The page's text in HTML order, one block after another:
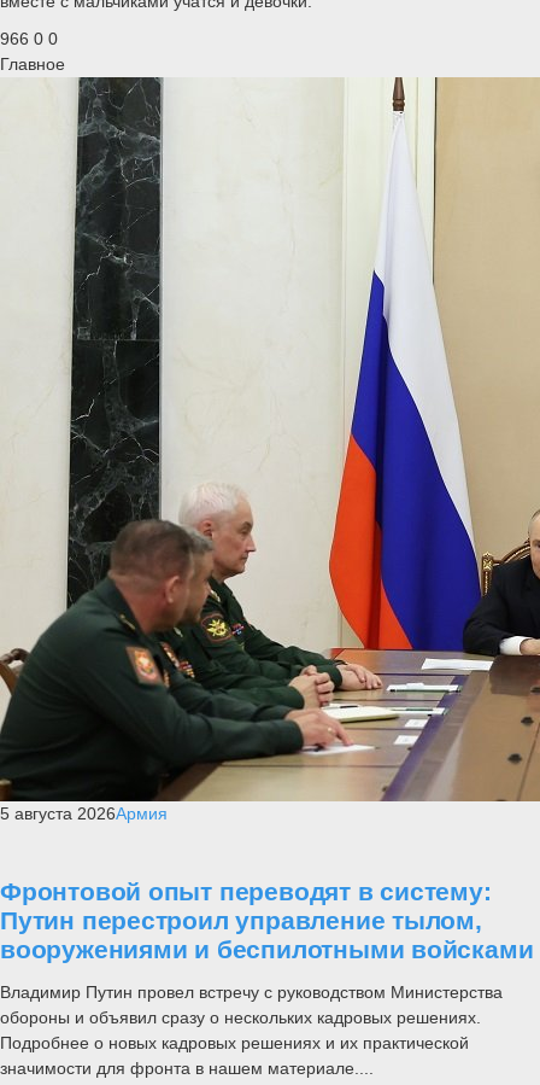
966 0 0
Главное
5 августа 2026Армия
Фронтовой опыт переводят в систему:
Путин перестроил управление тылом,
вооружениями и беспилотными войсками
Владимир Путин провел встречу с руководством Министерства
обороны и объявил сразу о нескольких кадровых решениях.
Подробнее о новых кадровых решениях и их практической
значимости для фронта в нашем материале....